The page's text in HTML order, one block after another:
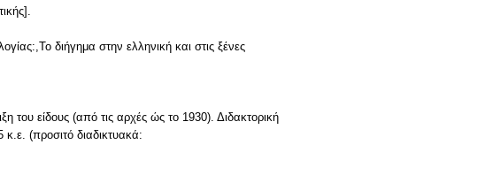
διήγημα στην ελληνική και στις ξένες
του είδους (από τις αρχές ώς το 1930). Διδακτορική
(προσιτό διαδικτυακά: